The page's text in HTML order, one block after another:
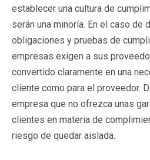
establecer una cultura de
serán una minoría. En el caso de
obligaciones y pruebas de
empresas exigen a sus
convertido claramente en una
cliente como para el proveedor.
empresa que no ofrezca unas
clientes en materia de
riesgo de quedar aislada.